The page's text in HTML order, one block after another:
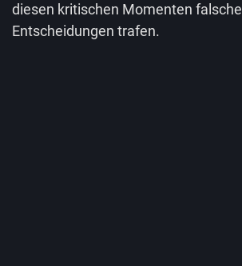
diesen kritischen Momenten falsche
Entscheidungen trafen.